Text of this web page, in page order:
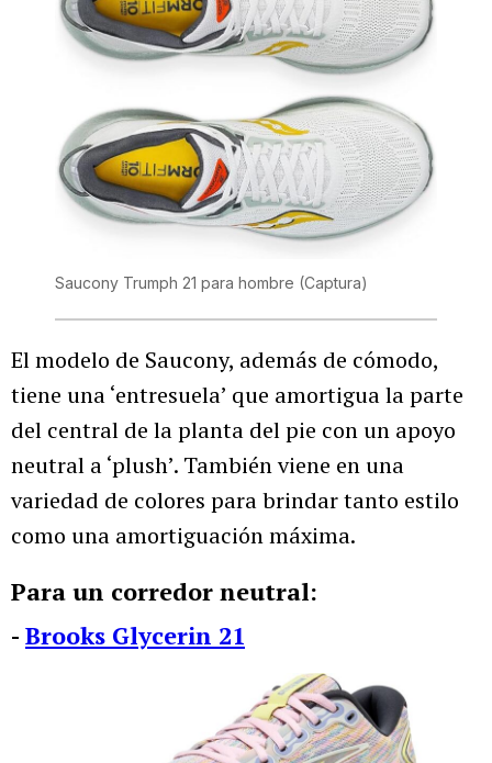
Saucony Trumph 21 para hombre (Captura)
El modelo de Saucony, además de cómodo,
tiene una ‘entresuela’ que amortigua la parte
del central de la planta del pie con un apoyo
neutral a ‘plush’. También viene en una
variedad de colores para brindar tanto estilo
como una amortiguación máxima.
Para un corredor neutral:
- Brooks Glycerin 21